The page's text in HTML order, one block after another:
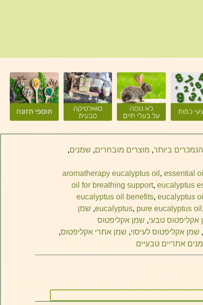
הנמכרים ביותר, מוצרים מובחרים, שמנים,
aromatherapy eucalyptus oil , essential
oil for breathing support, eucalyptus
eucalyptus oil benefits, eucalyptus
eucalyptus, pure eucalyptus oil ,
, שמן
אקליפטוס טבעי, שמן אקליפטוס
, שמן אקליפטוס לעיסוי, שמן אתרי אקליפטוס,
אתריים טבעיים